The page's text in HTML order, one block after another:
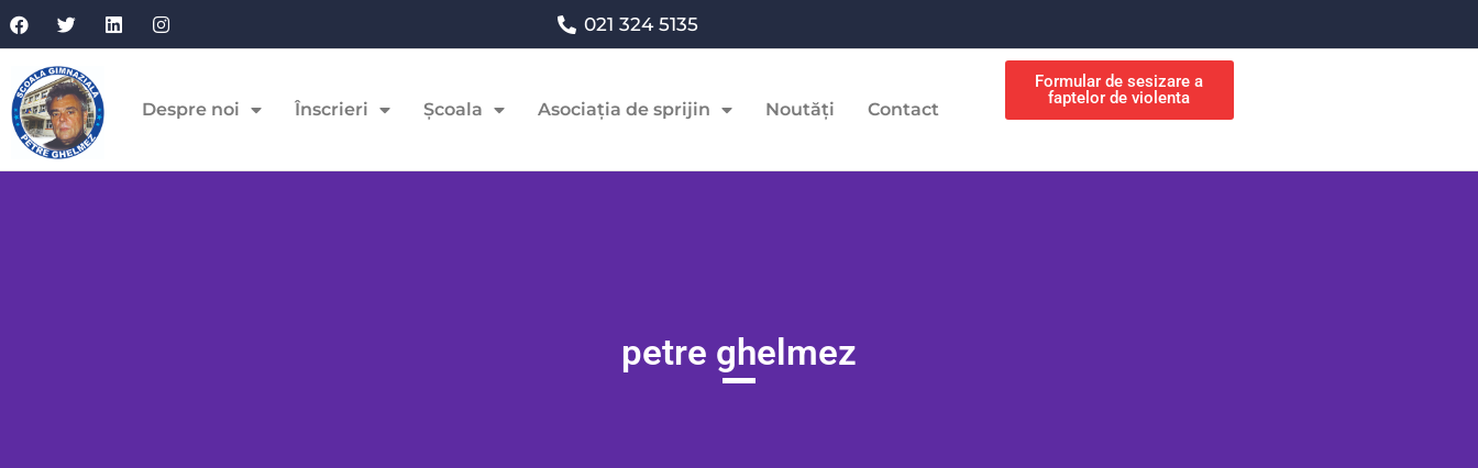
021 324 5135
Despre noi Înscrieri Școala Asociația de sprijin Noutăți Contact
Formular de sesizare a
faptelor de violenta
petre ghelmez